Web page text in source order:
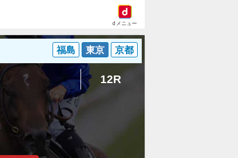
dメニュー
福島 東京 京都
12R